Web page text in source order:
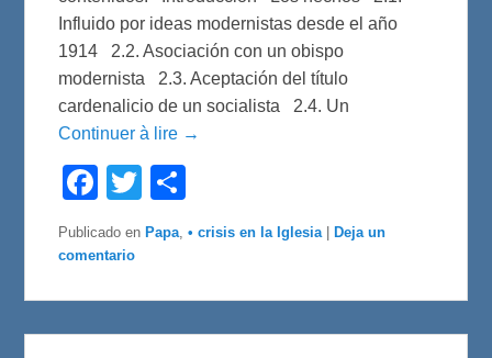
Influido por ideas modernistas desde el año
1914 2.2. Asociación con un obispo
modernista 2.3. Aceptación del título
cardenalicio de un socialista 2.4. Un
Continuer à lire →
F
e
b
o
k
T
t
t
i
Publicado en Papa ,• crisis en la Iglesia |Deja un
comentario